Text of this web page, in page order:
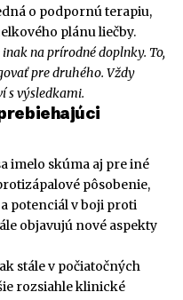
o podpornú terapiu,
plánu liečby.
na prírodné doplnky. To,
pre druhého. Vždy
s výsledkami.
imelo skúma aj pre iné
pôsobenie,
potenciál v boji proti
objavujú nové aspekty
stále v počiatočných
rozsiahle klinické